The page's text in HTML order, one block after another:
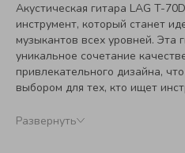
Акустическая гитара LAG T-
инструмент, который станет
музыкантов всех уровней. Эта
уникальное сочетание
привлекательного дизайна,
выбором для тех, кто ищет
высококачественных
Развернуть